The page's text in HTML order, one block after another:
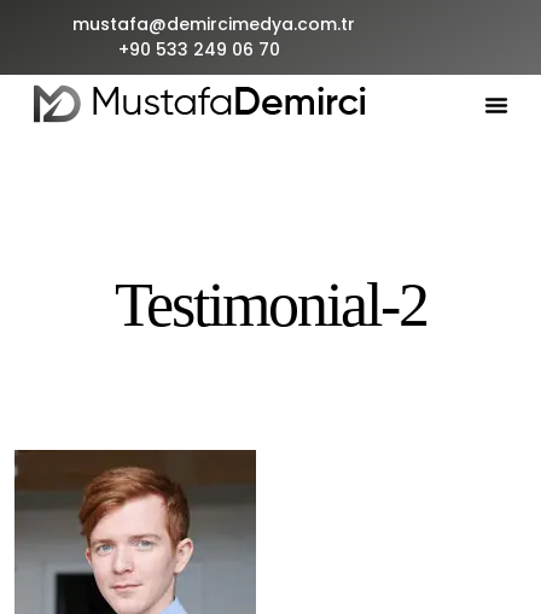
mustafa@demircimedya.com.tr
+90 533 249 06 70
Testimonial-2